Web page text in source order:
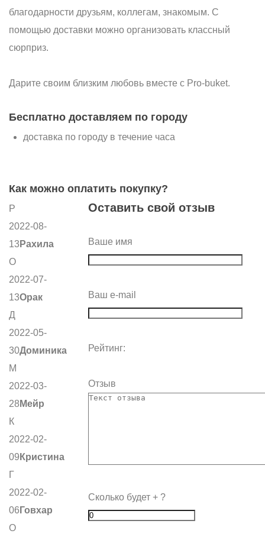
благодарности друзьям, коллегам, знакомым. С
помощью доставки можно организовать классный
сюрприз.
Дарите своим близким любовь вместе с Pro-buket.
Бесплатно доставляем по городу
доставка по городу в течение часа
Как можно оплатить покупку?
Р
2022-08-
13 Рахила
О
2022-07-
13Орак
Д
2022-05-
30Доминика
М
2022-03-
28 Мейр
К
2022-02-
09 Кристина
Г
2022-02-
06 Говхар
О
Оставить свой отзыв
Ваше имя
Ваш e-mail
Рейтинг:
Отзыв
Сколько будет + ?